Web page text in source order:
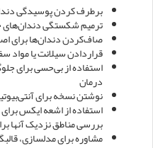
برطرف کردن پوسیدگی
ترمیم شکستگی دندان‌های
صاف‌کردن دندان‌ها برای
قراردادن سیلانت یا مواد
استفاده از بی‌حسی برای
درمان
نوشتن نسخه برای
استفاده از اشعه ایکس
بررسی مناطق نزدیک آنها
مشاوره برای مدلسازی،